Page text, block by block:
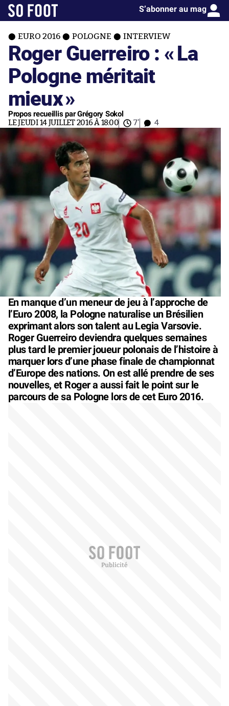
S’abonner au mag
EURO 2016 POLOGNE INTERVIEW
Roger Guerreiro : «La
Pologne méritait
mieux»
Propos recueillis par Grégory Sokol
LE JEUDI 14 JUILLET 2016 À 18:00 7' 4
En manque d’un meneur de jeu à l’approche de
l’Euro 2008, la Pologne naturalise un Brésilien
exprimant alors son talent au Legia Varsovie.
Roger Guerreiro deviendra quelques semaines
plus tard le premier joueur polonais de l’histoire à
marquer lors d’une phase finale de championnat
d’Europe des nations. On est allé prendre de ses
nouvelles, et Roger a aussi fait le point sur le
parcours de sa Pologne lors de cet Euro 2016.